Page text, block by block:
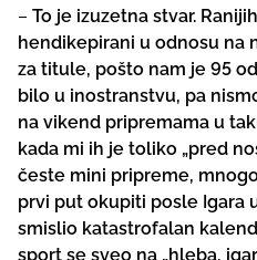
– To je izuzetna stvar.
hendikepirani u odnosu na
za titule, pošto nam je 95
bilo u inostranstvu, pa
na vikend pripremama u
kada mi ih je toliko „pred
česte mini pripreme,
prvi put okupiti posle Igara
smislio katastrofalan
sport se sveo na „hleba,